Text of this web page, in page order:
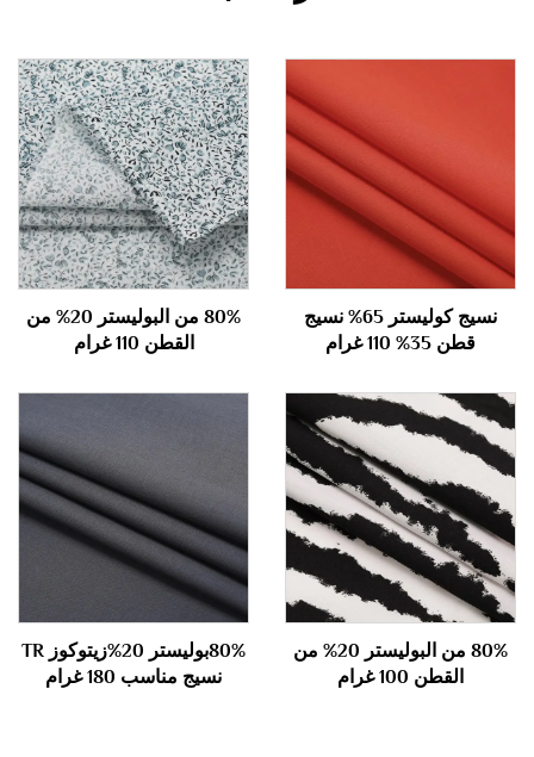
نسيج كوليستر 65% نسيج
قطن 35% 110 غرام
80% من البوليستر 20% من
القطن 110 غرام
80% من البوليستر 20% من
القطن 100 غرام
80%بوليستر 20%زيتوكوز TR
نسيج مناسب 180 غرام